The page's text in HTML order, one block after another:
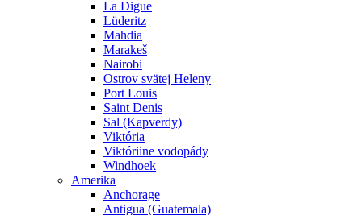
La Digue
Lüderitz
Mahdia
Marakeš
Nairobi
Ostrov svätej Heleny
Port Louis
Saint Denis
Sal (Kapverdy)
Viktória
Viktóriine vodopády
Windhoek
Amerika
Anchorage
Antigua (Guatemala)